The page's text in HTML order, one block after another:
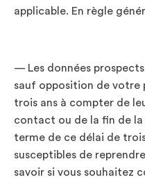
applicable. En règle
— Les données
sauf opposition de votre
trois ans à compter de
contact ou de la fin de
terme de ce délai de
susceptibles de
savoir si vous souhaitez